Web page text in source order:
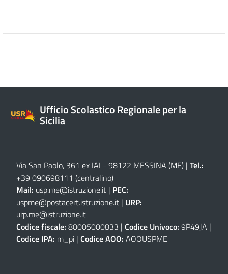
Ufficio Scolastico Regionale per la
Sicilia
Via San Paolo, 361 ex IAI - 98122 MESSINA (ME) | Tel.:
+39 090698111 (centralino)
Mail: usp.me@istruzione.it | PEC:
uspme@postacert.istruzione.it | URP:
urp.me@istruzione.it
Codice fiscale: 80005000833 | Codice Univoco: 9P49JA |
Codice IPA: m_pi | Codice AOO: AOOUSPME